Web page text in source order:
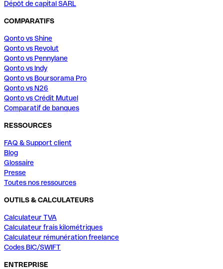
Dépôt de capital SARL
COMPARATIFS
Qonto vs Shine
Qonto vs Revolut
Qonto vs Pennylane
Qonto vs Indy
Qonto vs Boursorama Pro
Qonto vs N26
Qonto vs Crédit Mutuel
Comparatif de banques
RESSOURCES
FAQ & Support client
Blog
Glossaire
Presse
Toutes nos ressources
OUTILS & CALCULATEURS
Calculateur TVA
Calculateur frais kilométriques
Calculateur rémunération freelance
Codes BIC/SWIFT
ENTREPRISE